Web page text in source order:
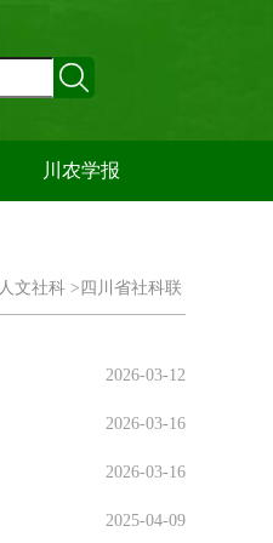
川农学报
人文社科 > 四川省社科联
2026-03-12
2026-03-16
2026-03-16
2025-04-09